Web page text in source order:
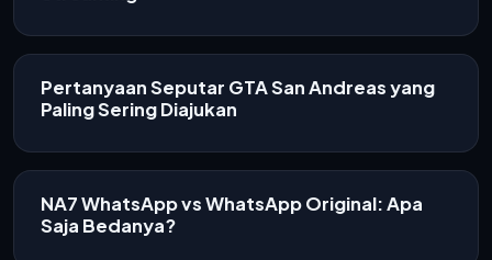
Pertanyaan Seputar GTA San Andreas yang
Paling Sering Diajukan
NA7 WhatsApp vs WhatsApp Original: Apa
Saja Bedanya?